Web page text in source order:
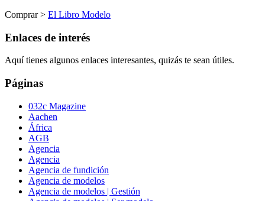
Comprar > El Libro Modelo
Enlaces de interés
Aquí tienes algunos enlaces interesantes, quizás te sean útiles.
Páginas
032c Magazine
Aachen
África
AGB
Agencia
Agencia
Agencia de fundición
Agencia de modelos
Agencia de modelos | Gestión